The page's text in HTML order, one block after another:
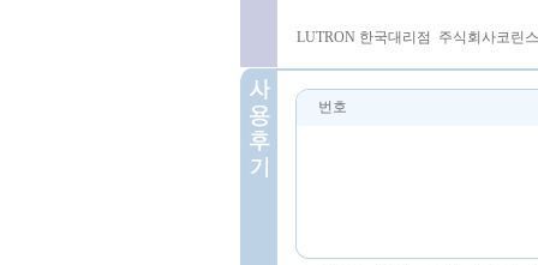
LUTRON 한국대리점 주식회사코린
번호